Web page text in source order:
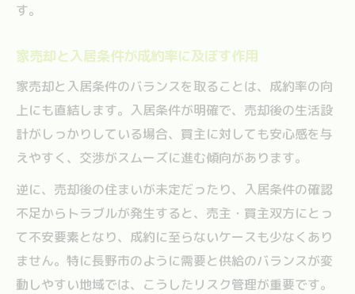
す。
家売却と入居条件が成約率に及ぼす作用
家売却と入居条件のバランスを取ることは、成約率の向
上にも直結します。入居条件が明確で、売却後の生活設
計がしっかりしている場合、買主に対しても安心感を与
えやすく、交渉がスムーズに進む傾向があります。
逆に、売却後の住まいが未定だったり、入居条件の確認
不足からトラブルが発生すると、売主・買主双方にとっ
て不安要素となり、成約に至らないケースも少なくあり
ません。特に長野市のように需要と供給のバランスが変
動しやすい地域では、こうしたリスク管理が重要です。